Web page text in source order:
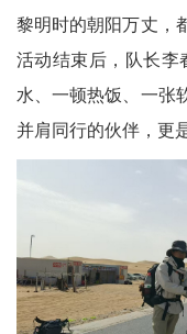
黎明时的朝阳万丈，
活动结束后，队长李
水、一顿热饭、一张
并肩同行的伙伴，更